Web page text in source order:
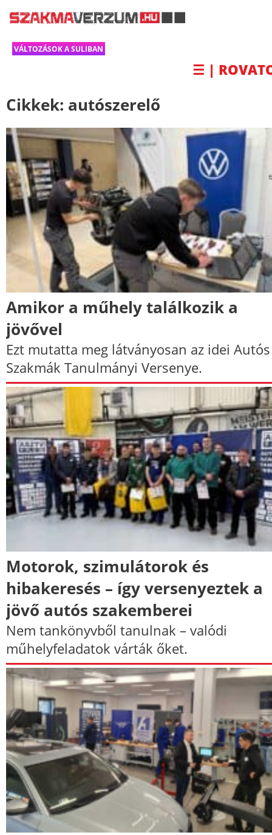
VÁLTOZÁSOK A SULIBAN
☰ |
Cikkek: autószerelő
Amikor a műhely találkozik a
jövővel
Ezt mutatta meg látványosan az idei Autós
Szakmák Tanulmányi Versenye.
Motorok, szimulátorok és
hibakeresés – így versenyeztek a
jövő autós szakemberei
Nem tankönyvből tanulnak – valódi
műhelyfeladatok várták őket.